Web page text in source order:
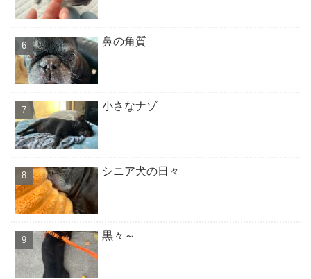
鼻の角質
小さなナゾ
シニア犬の日々
黒々～